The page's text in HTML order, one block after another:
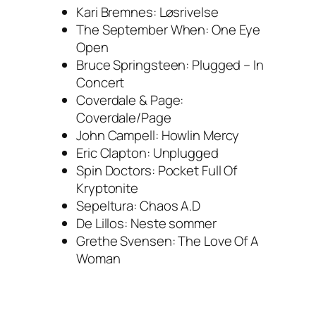
Kari Bremnes: Løsrivelse
The September When: One Eye
Open
Bruce Springsteen: Plugged – In
Concert
Coverdale & Page:
Coverdale/Page
John Campell: Howlin Mercy
Eric Clapton: Unplugged
Spin Doctors: Pocket Full Of
Kryptonite
Sepeltura: Chaos A.D
De Lillos: Neste sommer
Grethe Svensen: The Love Of A
Woman